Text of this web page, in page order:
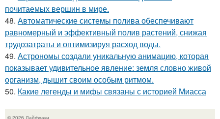
почитаемых вершин в мире.
48. Автоматические системы полива обеспечивают
равномерный и эффективный полив растений, снижая
трудозатраты и оптимизируя расход воды.
49. Астрономы создали уникальную анимацию, которая
показывает удивительное явление: земля словно живой
организм, дышит своим особым ритмом.
50. Какие легенды и мифы связаны с историей Миасса
© 2026 Лайфхаки